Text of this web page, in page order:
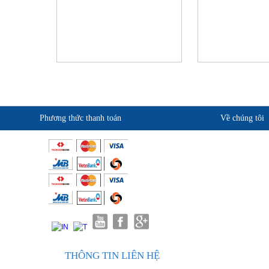
Phương thức thanh toán Về chúng tôi
THÔNG TIN LIÊN HỆ